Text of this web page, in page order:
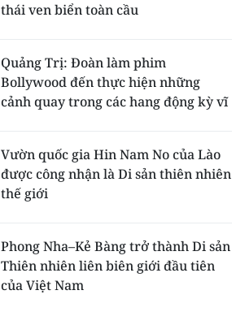
thái ven biển toàn cầu
Quảng Trị: Đoàn làm phim
Bollywood đến thực hiện những
cảnh quay trong các hang động kỳ vĩ
Vườn quốc gia Hin Nam No của Lào
được công nhận là Di sản thiên nhiên
thế giới
Phong Nha–Kẻ Bàng trở thành Di sản
Thiên nhiên liên biên giới đầu tiên
của Việt Nam